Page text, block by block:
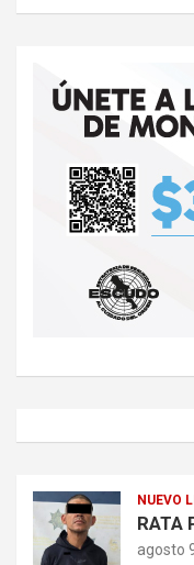
NUEVO
RATA
agosto